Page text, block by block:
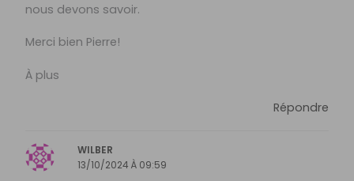
nous devons savoir.
Merci bien Pierre!
À plus
Répondre
WILBER
13/10/2024 À 09:59